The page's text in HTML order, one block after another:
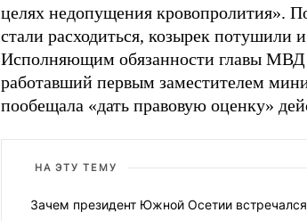
целях недопущения кровопролития».
стали расходиться, козырек потушили
Исполняющим обязанности главы МВД
работавший первым заместителем
пообещала «дать правовую оценку»
НА ЭТУ ТЕМУ
Зачем президент Южной Осетии